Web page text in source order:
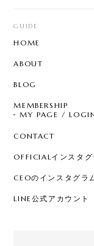
GUIDE
HOME
ABOUT
BLOG
MEMBERSHIP
MY PAGE /
CONTACT
OFFICIALインスタグ
CEOのインスタグラ
LINE公式アカウント